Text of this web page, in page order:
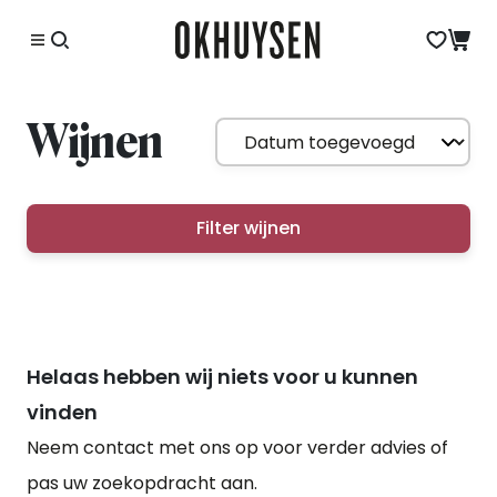
Wijnen
Filter wijnen
Helaas hebben wij niets voor u kunnen
vinden
Neem contact met ons op voor verder advies of
pas uw zoekopdracht aan.